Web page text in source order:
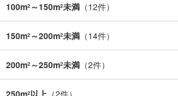
100m2 ～150m2未満 （12件）
150m2 ～200m2未満 （14件）
200m2 ～250m2未満 （2件）
250m2以上 （2件）